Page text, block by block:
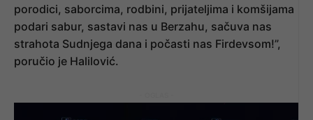
porodici, saborcima, rodbini, prijateljima i komšijama
podari sabur, sastavi nas u Berzahu, sačuva nas
strahota Sudnjega dana i počasti nas Firdevsom!”,
poručio je Halilović.